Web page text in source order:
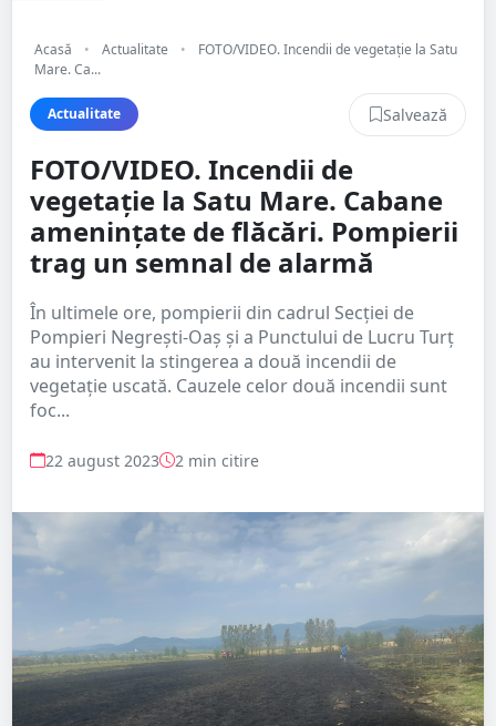
Acasă • Actualitate •
FOTO/VIDEO. Incendii de vegetație la Satu
Mare. Ca...
Actualitate Salvează
FOTO/VIDEO. Incendii de
vegetație la Satu Mare. Cabane
amenințate de flăcări. Pompierii
trag un semnal de alarmă
În ultimele ore, pompierii din cadrul Secției de
Pompieri Negrești-Oaș și a Punctului de Lucru Turț
au intervenit la stingerea a două incendii de
vegetație uscată. Cauzele celor două incendii sunt
foc...
22 august 2023 2 min citire